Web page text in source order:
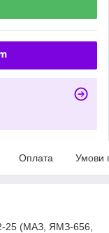
Оплата Умови
25 (МАЗ, ЯМЗ-656,